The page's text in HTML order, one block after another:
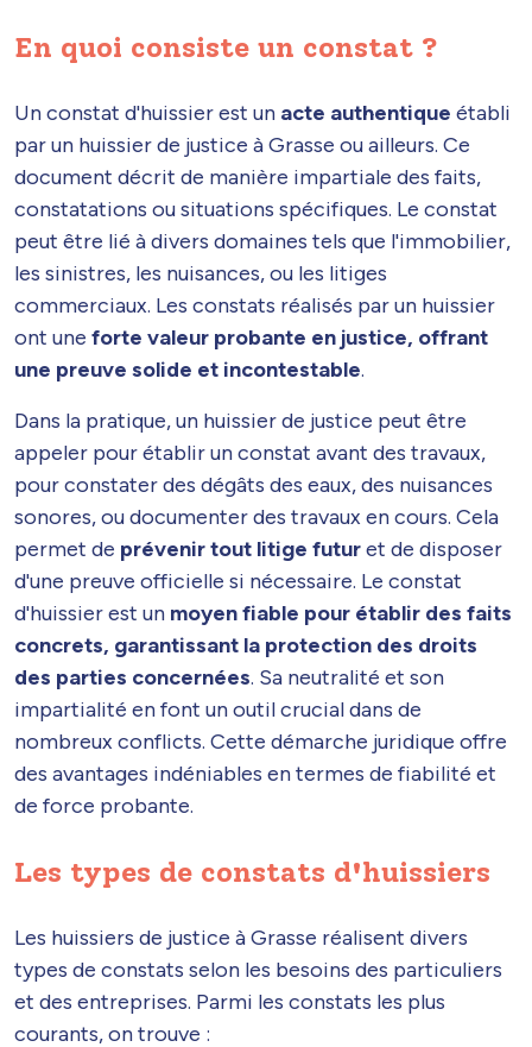
En quoi consiste un constat ?
Un constat d'huissier est un acte authentique établi
par un huissier de justice à Grasse ou ailleurs. Ce
document décrit de manière impartiale des faits,
constatations ou situations spécifiques. Le constat
peut être lié à divers domaines tels que l'immobilier,
les sinistres, les nuisances, ou les litiges
commerciaux. Les constats réalisés par un huissier
ont une forte valeur probante en justice, offrant
une preuve solide et incontestable.
Dans la pratique, un huissier de justice peut être
appeler pour établir un constat avant des travaux,
pour constater des dégâts des eaux, des nuisances
sonores, ou documenter des travaux en cours. Cela
permet de prévenir tout litige futuret de disposer
d'une preuve officielle si nécessaire. Le constat
d'huissier est un moyen fiable pour établir des faits
concrets, garantissant la protection des droits
des parties concernées. Sa neutralité et son
impartialité en font un outil crucial dans de
nombreux conflicts. Cette démarche juridique offre
des avantages indéniables en termes de fiabilité et
de force probante.
Les types de constats d'huissiers
Les huissiers de justice à Grasse réalisent divers
types de constats selon les besoins des particuliers
et des entreprises. Parmi les constats les plus
courants, on trouve :